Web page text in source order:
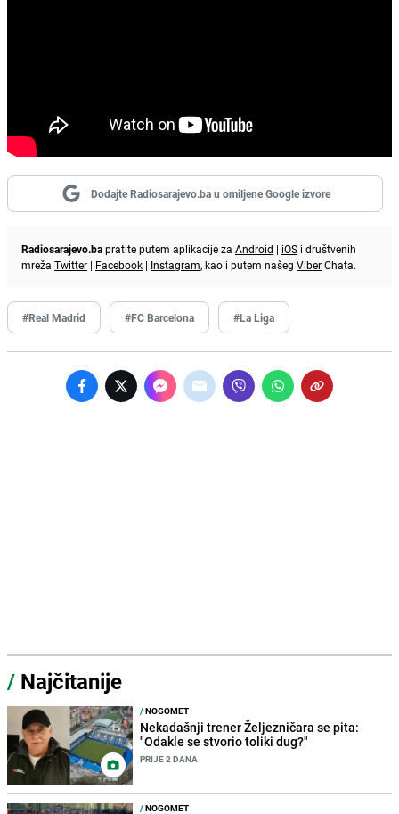
Dodajte Radiosarajevo.ba u omiljene Google izvore
Radiosarajevo.bapratite putem aplikacije za Android | iOS i društvenih
mreža Twitter | Facebook | Instagram, kao i putem našeg ViberChata.
#Real Madrid #FC Barcelona #La Liga
/ Najčitanije
/NOGOMET
Nekadašnji trener Željezničara se pita:
"Odakle se stvorio toliki dug?"
PRIJE 2 DANA
/NOGOMET